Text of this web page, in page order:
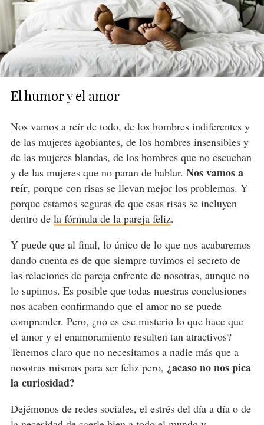
El humor y el amor
Nos vamos a reír de todo, de los hombres indiferentes y
de las mujeres agobiantes, de los hombres insensibles y
de las mujeres blandas, de los hombres que no escuchan
y de las mujeres que no paran de hablar. Nos vamos a
reír, porque con risas se llevan mejor los problemas. Y
porque estamos seguras de que esas risas se incluyen
dentro de la fórmula de la pareja feliz.
Y puede que al final, lo único de lo que nos acabaremos
dando cuenta es de que siempre tuvimos el secreto de
las relaciones de pareja enfrente de nosotras, aunque no
lo supimos. Es posible que todas nuestras conclusiones
nos acaben confirmando que el amor no se puede
comprender. Pero, ¿no es ese misterio lo que hace que
el amor y el enamoramiento resulten tan atractivos?
Tenemos claro que no necesitamos a nadie más que a
nosotras mismas para ser feliz pero, ¿acaso no nos pica
la curiosidad?
Dejémonos de redes sociales, el estrés del día a día o de